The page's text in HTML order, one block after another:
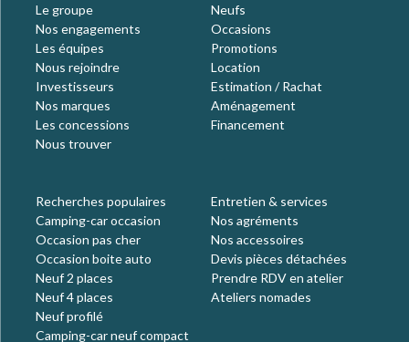
Le groupe
Nos engagements
Les équipes
Nous rejoindre
Investisseurs
Nos marques
Les concessions
Nous trouver
Neufs
Occasions
Promotions
Location
Estimation / Rachat
Aménagement
Financement
Recherches populaires
Camping-car occasion
Occasion pas cher
Occasion boite auto
Neuf 2 places
Neuf 4 places
Neuf profilé
Camping-car neuf compact
Entretien & services
Nos agréments
Nos accessoires
Devis pièces détachées
Prendre RDV en atelier
Ateliers nomades